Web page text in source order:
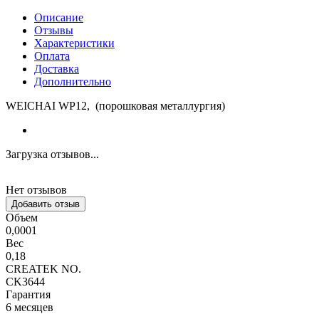
Описание
Отзывы
Характеристики
Оплата
Доставка
Дополнительно
WEICHAI WP12, (порошковая металлургия)
Загрузка отзывов...
Нет отзывов
Добавить отзыв
Объем
0,0001
Вес
0,18
CREATEK NO.
CK3644
Гарантия
6 месяцев